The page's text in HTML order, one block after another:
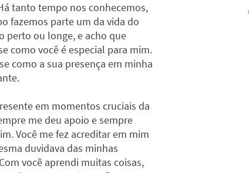
tanto tempo nos conhecemos,
fazemos parte um da vida do
perto ou longe, e acho que
como você é especial para mim.
como a sua presença em minha
em momentos cruciais da
me deu apoio e sempre
Você me fez acreditar em mim
duvidava das minhas
você aprendi muitas coisas,